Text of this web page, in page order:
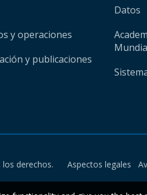
y operaciones
y publicaciones
Datos
derechos. Aspectos legales